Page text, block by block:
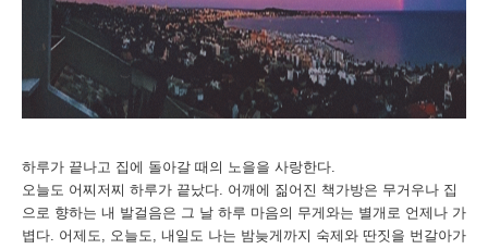
하루가 끝나고 집에 돌아갈 때의 노을을 사랑한다.
오늘도 어찌저찌 하루가 끝났다. 어깨에 짊어진 책가방은 무거우나 집
으로 향하는 내 발걸음은 그 날 하루 마음의 무게와는 별개로 언제나 가
볍다. 어제도, 오늘도, 내일도 나는 밤늦게까지 숙제와 딴짓을 번갈아가